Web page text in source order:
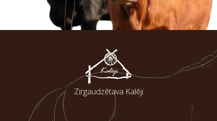
Zirgaudzētava Kalēji